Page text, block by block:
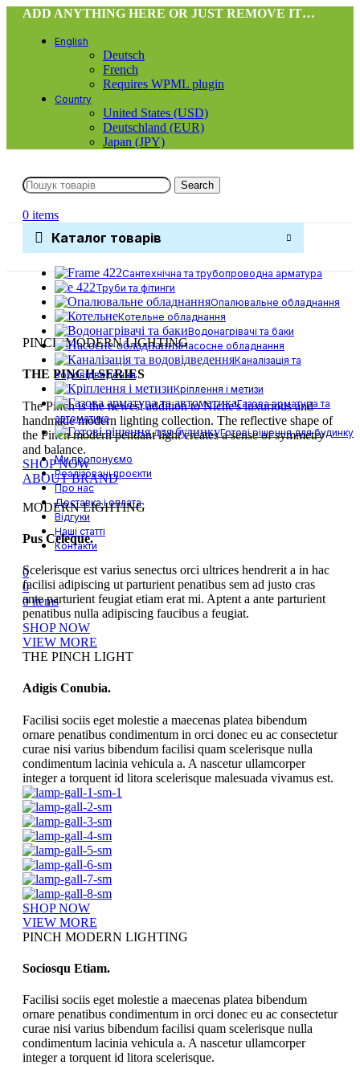
ADD ANYTHING HERE OR JUST REMOVE IT…
English
Deutsch
French
Requires WPML plugin
Country
United States (USD)
Deutschland (EUR)
Japan (JPY)
Search
0 items
Каталог товарів
Сантехнічна та трубопроводна арматура
Труби та фітинги
Опалювальне обладнання
Котельне обладнання
Водонагрівачі та баки
Насосне обладнання
Каналізація та
водовідведення
Кріплення і метизи
Газова арматура та
автоматика
Готові рішення для будинку
Ми пропонуємо
Реалізовані проєкти
Про нас
Доставка і оплата
Відгуки
Наші статті
Контакти
0
0
0items
PINCH MODERN LIGHTING
THE PINCH SERIES
The Pinch is the newest addition to Niche's luxurious and
handmade modern lighting collection. The reflective shape of
the Pinch modern pendant light creates a sense of symmetry
and balance.
SHOP NOW
ABOUT BRAND
MODERN LIGHTING
Pus Celeque.
Scelerisque est varius senectus orci ultrices hendrerit a in hac
facilisi adipiscing ut parturient penatibus sem ad justo cras
ante parturient feugiat etiam erat mi. Aptent a ante parturient
penatibus nulla adipiscing faucibus a feugiat.
SHOP NOW
VIEW MORE
THE PINCH LIGHT
Adigis Conubia.
Facilisi sociis eget molestie a maecenas platea bibendum
ornare penatibus condimentum in orci donec eu ac consectetur
curae nisi varius bibendum facilisi quam scelerisque nulla
condimentum lacinia vehicula a. A nascetur ullamcorper
integer a torquent id litora scelerisque malesuada vivamus est.
SHOP NOW
VIEW MORE
PINCH MODERN LIGHTING
Sociosqu Etiam.
Facilisi sociis eget molestie a maecenas platea bibendum
ornare penatibus condimentum in orci donec eu ac consectetur
curae nisi varius bibendum facilisi quam scelerisque nulla
condimentum lacinia vehicula a. A nascetur ullamcorper
integer a torquent id litora scelerisque.